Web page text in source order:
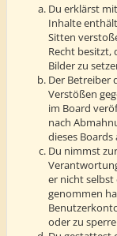
Du erklärst
Inhalte
Sitten
Recht besitzt,
Bilder zu
Der Betreiber
Verstößen
im Board
nach
dieses
Du nimmst
er nicht
genommen
oder zu